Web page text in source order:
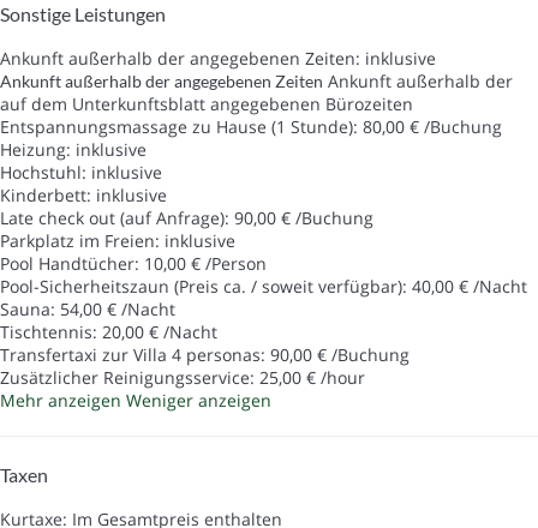
Sonstige Leistungen
Ankunft außerhalb der angegebenen Zeiten: inklusive
Ankunft außerhalb der angegebenen Zeiten Ankunft außerhalb der
auf dem Unterkunftsblatt angegebenen Bürozeiten
Entspannungsmassage zu Hause (1 Stunde): 80,00 € /Buchung
Heizung: inklusive
Hochstuhl: inklusive
Kinderbett: inklusive
Late check out (auf Anfrage): 90,00 € /Buchung
Parkplatz im Freien: inklusive
Pool Handtücher: 10,00 € /Person
Pool-Sicherheitszaun (Preis ca. / soweit verfügbar): 40,00 € /Nacht
Sauna: 54,00 € /Nacht
Tischtennis: 20,00 € /Nacht
Transfertaxi zur Villa 4 personas: 90,00 € /Buchung
Zusätzlicher Reinigungsservice: 25,00 € /hour
Mehr anzeigen Weniger anzeigen
Taxen
Kurtaxe: Im Gesamtpreis enthalten